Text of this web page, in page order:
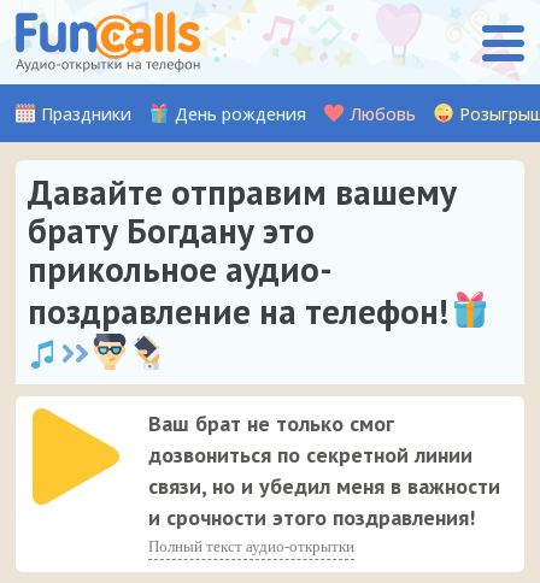
Праздники День рождения Любовь
Давайте отправим вашему
брату Богдану это
прикольное аудио-
поздравление на телефон!
Ваш брат не только смог
дозвониться по секретной линии
связи, но и убедил меня в важности
и срочности этого поздравления!
Полный текст аудио-открытки